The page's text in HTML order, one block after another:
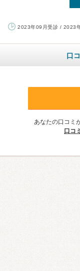
2023年09月受診 / 2023
口
あなたの口コミ
口コ